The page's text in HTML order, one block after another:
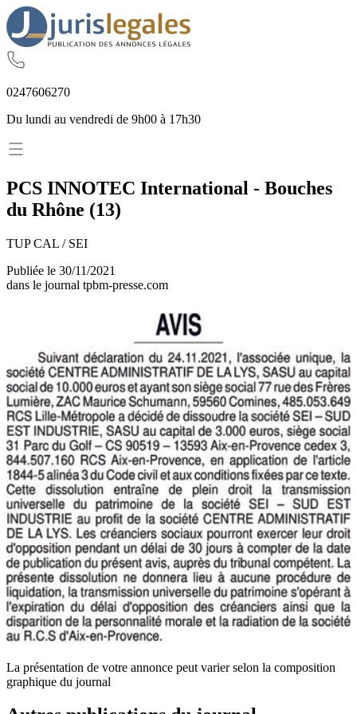
0247606270
Du lundi au vendredi de 9h00 à 17h30
PCS INNOTEC International - Bouches
du Rhône (13)
TUP CAL / SEI
Publiée le 30/11/2021
dans le journal tpbm-presse.com
La présentation de votre annonce peut varier selon la composition
graphique du journal